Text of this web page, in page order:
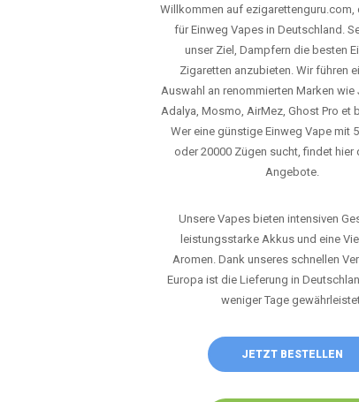
Willkommen auf ezigarettenguru.com,
für Einweg Vapes in Deutschland.
unser Ziel, Dampfern die besten
Zigaretten anzubieten. Wir führen
Auswahl an renommierten Marken wie
Adalya, Mosmo, AirMez, Ghost Pro et
Wer eine günstige Einweg Vape mit
oder 20000 Zügen sucht, findet hier
Angebote.
Unsere Vapes bieten intensiven
leistungsstarke Akkus und eine
Aromen. Dank unseres schnellen
Europa ist die Lieferung in
weniger Tage
JETZT BESTELLEN